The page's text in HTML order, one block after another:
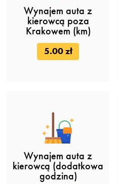
Wynajem auta z
kierowcą poza
Krakowem (km)
5.00 zł
Wynajem auta z
kierowcą (dodatkowa
godzina)